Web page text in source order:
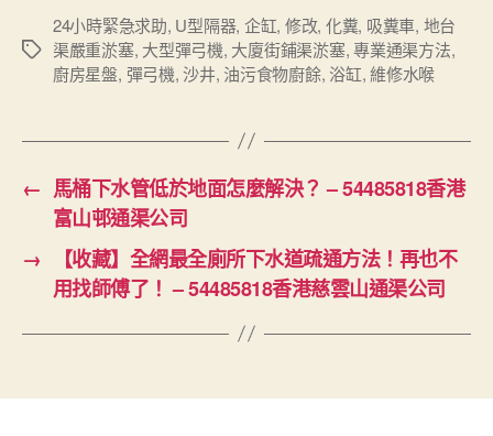
Tags
24小時緊急求助, U型隔器, 企缸, 修改, 化糞, 吸糞車, 地台
渠嚴重淤塞, 大型彈弓機, 大廈街鋪渠淤塞,專業通渠方法,
廚房星盤, 彈弓機,沙井, 油污食物廚餘, 浴缸,維修水喉
← 馬桶下水管低於地面怎麼解決？ – 54485818香港
富山邨通渠公司
→
【收藏】全網最全廁所下水道疏通方法！再也不
用找師傅了！ – 54485818香港慈雲山通渠公司